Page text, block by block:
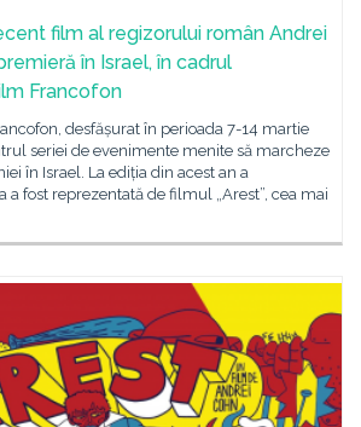
film al regizorului român Andrei
în Israel, în cadrul
Francofon
desfășurat în perioada 7-14 martie
seriei de evenimente menite să marcheze
în Israel. La ediția din acest an a
a fost reprezentată de filmul „Arest”, cea mai